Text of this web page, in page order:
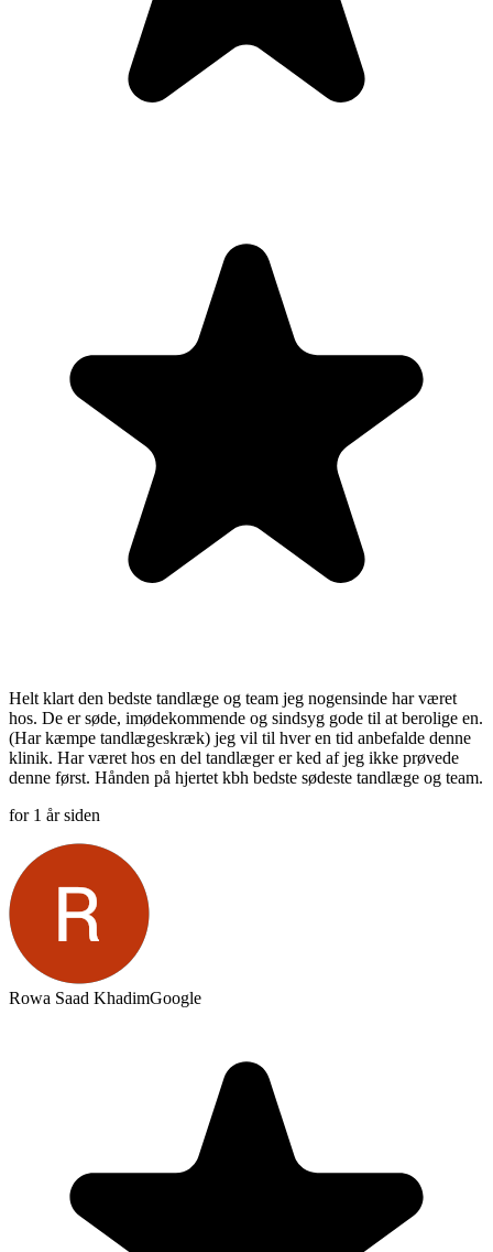
Helt klart den bedste tandlæge og team jeg nogensinde har været
hos. De er søde, imødekommende og sindsyg gode til at berolige en.
(Har kæmpe tandlægeskræk) jeg vil til hver en tid anbefalde denne
klinik. Har været hos en del tandlæger er ked af jeg ikke prøvede
denne først. Hånden på hjertet kbh bedste sødeste tandlæge og team.
for 1 år siden
Rowa Saad KhadimGoogle